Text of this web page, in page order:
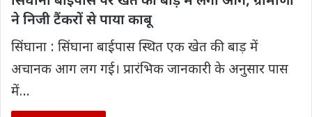
ने निजी टैंकरों से पाया काबू
सिंघाना : सिंघाना बाईपास स्थित एक खेत की बाड़ में
अचानक आग लग गई। प्रारंभिक जानकारी के अनुसार पास
में…